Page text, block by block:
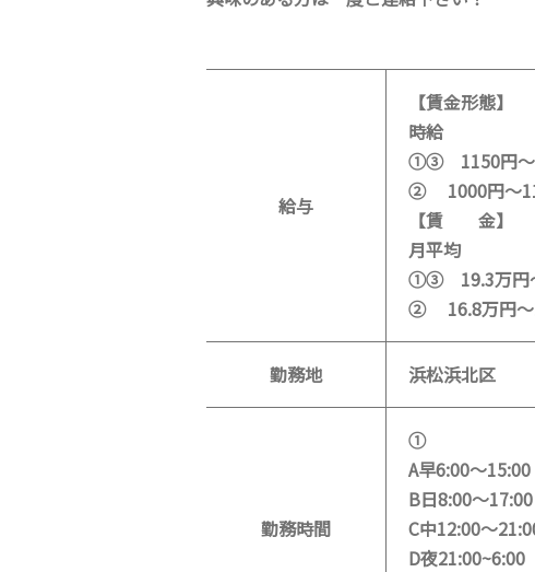
給与
【賃金形態】
時給
①③ 1150円～
② 1000円～
【賃 金】
月平均
①③ 19.3万円
② 16.8万円～
勤務地 浜松浜北区
勤務時間
①
A早6:00～15:00
B日8:00～17:00
C中12:00～
D夜21:00~6:00